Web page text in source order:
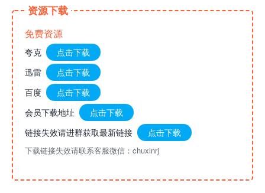
资源下载
免费资源
夸克
点击下载
迅雷
点击下载
百度
点击下载
会员下载地址
点击下载
链接失效请进群获取最新链接
点击下载
下载链接失效请联系客服微信：chuxinrj